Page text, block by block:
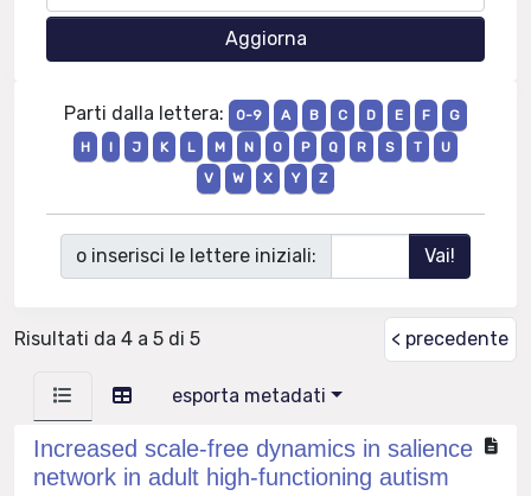
Parti dalla lettera: 0-9 A B C D E F
G
H
I J K L M N O P Q R S T
U
V
W X Y Z
o inserisci le lettere iniziali:
Risultati da 4 a 5 di 5 < precedente
esporta metadati
Increased scale-free dynamics in salience
network in adult high-functioning autism